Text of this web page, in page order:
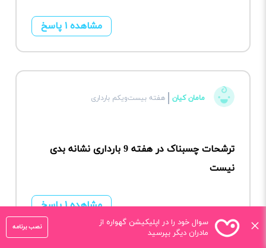
مشاهده ۱ پاسخ
مامان کیان هفته بیست‌ویکم بارداری
ترشحات چسبناک در هفته 9 بارداری نشانه بدی
نیست
مشاهده ۱ پاسخ
نصب برنامه ×
سوال خود را در اپلیکیشن گهواره از
مادران دیگر بپرسید